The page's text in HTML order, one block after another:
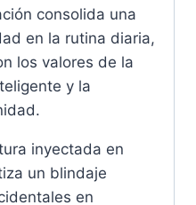
consolida una
en la rutina diaria,
los valores de la
y la
inyectada en
un blindaje
en